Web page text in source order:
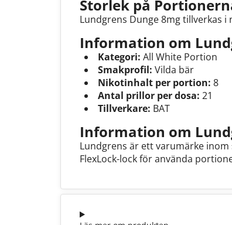
Storlek på
Lundgrens Dunge 8mg tillverkas
Information om
Kategori: All White Portion
Smakprofil: Vilda bär
Nikotinhalt per portion: 8
Antal prillor per dosa: 21
Tillverkare: BAT
Information om
Lundgrens är ett varumärke
FlexLock-lock för använda